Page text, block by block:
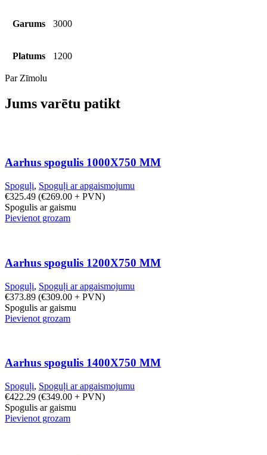
Garums 3000
Platums 1200
Par Zīmolu
Jums varētu patikt
Aarhus spogulis 1000X750 MM
Spoguļi, Spoguļi ar apgaismojumu
€325.49 (€269.00 + PVN)
Spogulis ar gaismu
Pievienot grozam
Aarhus spogulis 1200X750 MM
Spoguļi, Spoguļi ar apgaismojumu
€373.89 (€309.00 + PVN)
Spogulis ar gaismu
Pievienot grozam
Aarhus spogulis 1400X750 MM
Spoguļi, Spoguļi ar apgaismojumu
€422.29 (€349.00 + PVN)
Spogulis ar gaismu
Pievienot grozam